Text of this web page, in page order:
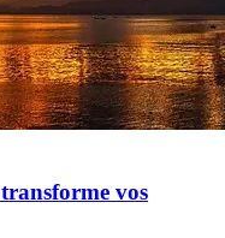
vos